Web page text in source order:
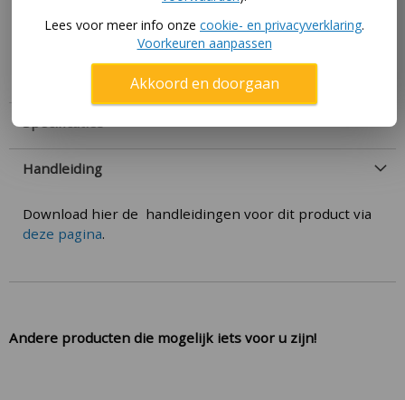
Bent u opzoek naar palen om de duikelstang op te
bevestigen? Dan kunt u ook eens kijken bij ons
product ‘Duikelrek enkel’.
Specificaties
Handleiding
Download hier de handleidingen voor dit product via
deze pagina.
Andere producten die mogelijk iets voor u zijn!
Lees voor meer info onze cookie- en privacyverklaring.
Voorkeuren aanpassen
Akkoord en doorgaan